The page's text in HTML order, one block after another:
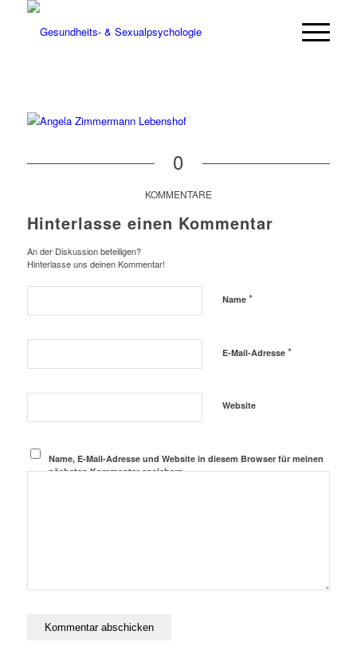
0
KOMMENTARE
Hinterlasse einen Kommentar
An der Diskussion beteiligen?
Hinterlasse uns deinen Kommentar!
Name *
E-Mail-Adresse *
Website
Name, E-Mail-Adresse und Website in diesem Browser für meinen
nächsten Kommentar speichern.